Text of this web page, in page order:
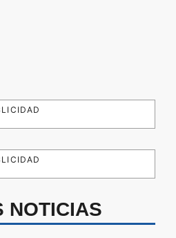
NOTICIAS